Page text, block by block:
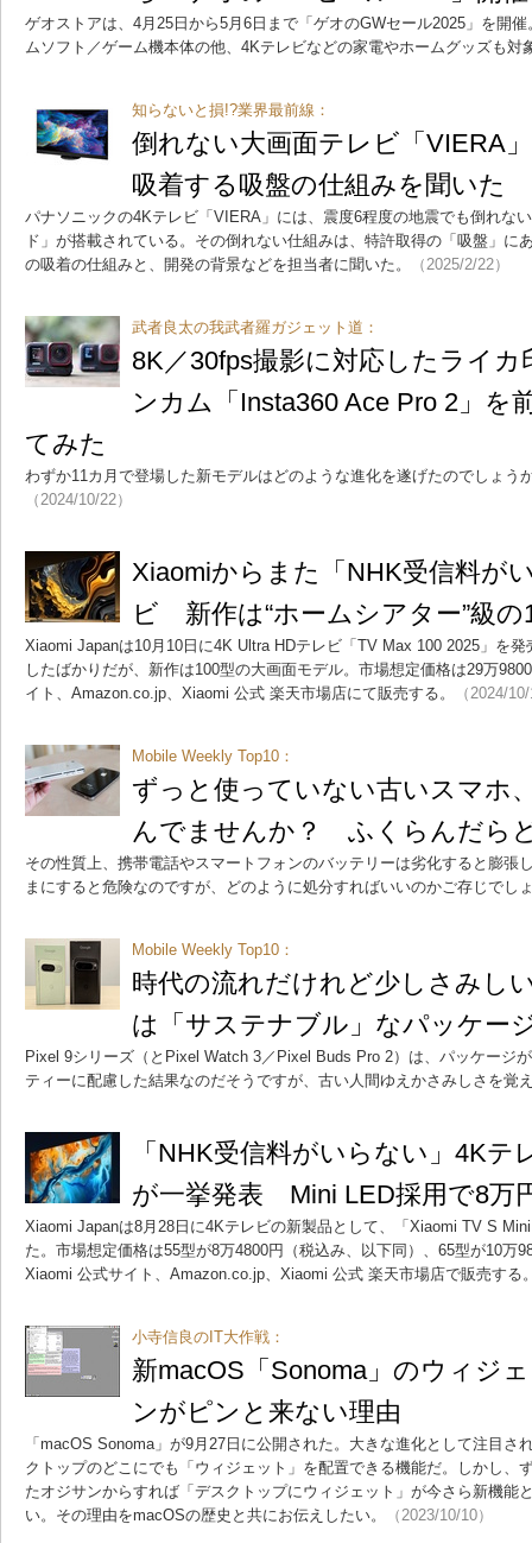
ゲオストアは、4月25日から5月6日まで「ゲオのGWセール2025」を開
ムソフト／ゲーム機本体の他、4Kテレビなどの家電やホームグッズも対
知らないと損!?業界最前線：
倒れない大画面テレビ「VIERA
吸着する吸盤の仕組みを聞いた
パナソニックの4Kテレビ「VIERA」には、震度6程度の地震でも倒れな
ド」が搭載されている。その倒れない仕組みは、特許取得の「吸盤」に
の吸着の仕組みと、開発の背景などを担当者に聞いた。
（2025/2/22）
武者良太の我武者羅ガジェット道：
8K／30fps撮影に対応したライ
ンカム「Insta360 Ace Pro 2」を
てみた
わずか11カ月で登場した新モデルはどのような進化を遂げたのでしょう
（2024/10/22）
Xiaomiからまた「NHK受信料が
ビ 新作は“ホームシアター”級の
Xiaomi Japanは10月10日に4K Ultra HDテレビ「TV Max 100 2025」を
したばかりだが、新作は100型の大画面モデル。市場想定価格は29万
イト、Amazon.co.jp、Xiaomi 公式 楽天市場店にて販売する。
（2024/
Mobile Weekly Top10：
ずっと使っていない古いスマホ
んでませんか？ ふくらんだら
その性質上、携帯電話やスマートフォンのバッテリーは劣化すると膨張
まにすると危険なのですが、どのように処分すればいいのかご存じでし
Mobile Weekly Top10：
時代の流れだけれど少しさみし
は「サステナブル」なパッケー
Pixel 9シリーズ（とPixel Watch 3／Pixel Buds Pro 2）は、パッケージ
ティーに配慮した結果なのだそうですが、古い人間ゆえかさみしさを
「NHK受信料がいらない」4Kテ
が一挙発表 Mini LED採用で8万
Xiaomi Japanは8月28日に4Kテレビの新製品として、「Xiaomi TV S
た。市場想定価格は55型が8万4800円（税込み、以下同）、65型が10万
Xiaomi 公式サイト、Amazon.co.jp、Xiaomi 公式 楽天市場店で販売する
小寺信良のIT大作戦：
新macOS「Sonoma」のウィジ
ンがピンと来ない理由
「macOS Sonoma」が9月27日に公開された。大きな進化として注目さ
クトップのどこにでも「ウィジェット」を配置できる機能だ。しかし、
たオジサンからすれば「デスクトップにウィジェット」が今さら新機能
い。その理由をmacOSの歴史と共にお伝えしたい。
（2023/10/10）